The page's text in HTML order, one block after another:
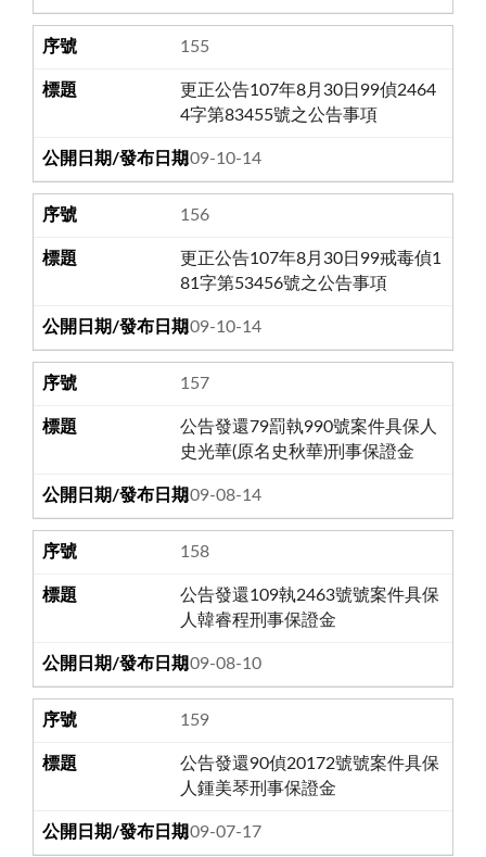
155
更正公告107年8月30日99偵2464
4字第83455號之公告事項
109-10-14
156
更正公告107年8月30日99戒毒偵1
81字第53456號之公告事項
109-10-14
157
公告發還79罰執990號案件具保人
史光華(原名史秋華)刑事保證金
109-08-14
158
公告發還109執2463號號案件具保
人韓睿程刑事保證金
109-08-10
159
公告發還90偵20172號號案件具保
人鍾美琴刑事保證金
109-07-17